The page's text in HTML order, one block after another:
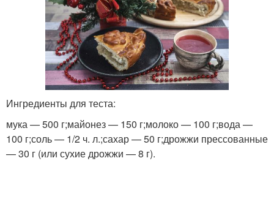
Ингредиенты для теста:
мука — 500 г;майонез — 150 г;молоко — 100 г;вода —
100 г;соль — 1/2 ч. л.;сахар — 50 г;дрожжи прессованные
— 30 г (или сухие дрожжи — 8 г).